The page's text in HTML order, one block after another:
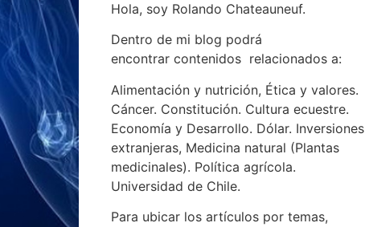
Hola, soy Rolando Chateauneuf.
Dentro de mi blog podrá
encontrar contenidos relacionados a:
Alimentación y nutrición, Ética y valores.
Cáncer. Constitución. Cultura ecuestre.
Economía y Desarrollo. Dólar. Inversiones
extranjeras, Medicina natural (Plantas
medicinales). Política agrícola.
Universidad de Chile.
Para ubicar los artículos por temas,